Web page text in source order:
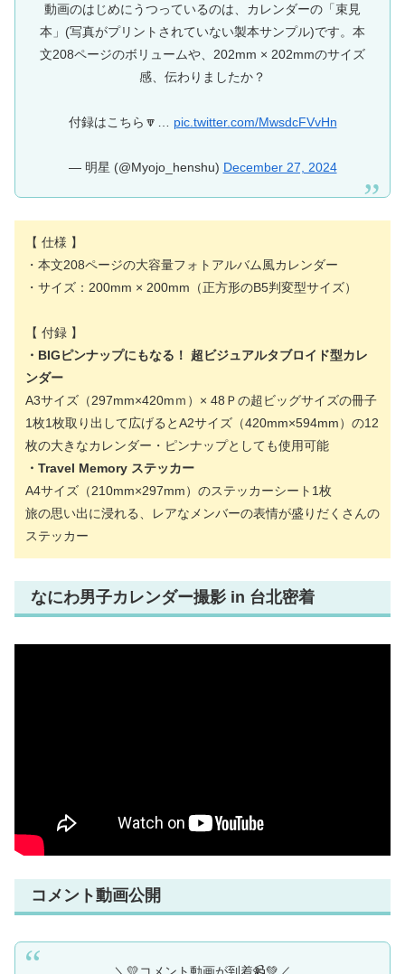
動画のはじめにうつっているのは、カレンダーの「束見
本」(写真がプリントされていない製本サンプル)です。本
文208ページのボリュームや、202mm × 202mmのサイズ
感、伝わりましたか？
付録はこちら🔽… pic.twitter.com/MwsdcFVvHn
— 明星 (@Myojo_henshu) December 27, 2024
【 仕様 】
・本文208ページの大容量フォトアルバム風カレンダー
・サイズ：200mm × 200mm（正方形のB5判変型サイズ）
【 付録 】
・BIGピンナップにもなる！ 超ビジュアルタブロイド型カレ
ンダー
A3サイズ（297mm×420mｍ）× 48Ｐの超ビッグサイズの冊子
1枚1枚取り出して広げるとA2サイズ（420mm×594mm）の12
枚の大きなカレンダー・ピンナップとしても使用可能
・Travel Memory ステッカー
A4サイズ（210mm×297mm）のステッカーシート1枚
旅の思い出に浸れる、レアなメンバーの表情が盛りだくさんの
ステッカー
なにわ男子カレンダー撮影 in 台北密着
コメント動画公開
＼💛コメント動画が到着📹️💚／